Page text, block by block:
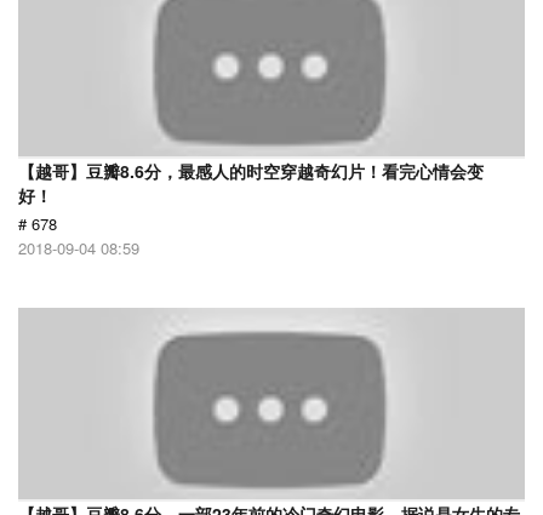
【越哥】豆瓣8.6分，最感人的时空穿越奇幻片！看完心情会变
好！
# 678
2018-09-04 08:59